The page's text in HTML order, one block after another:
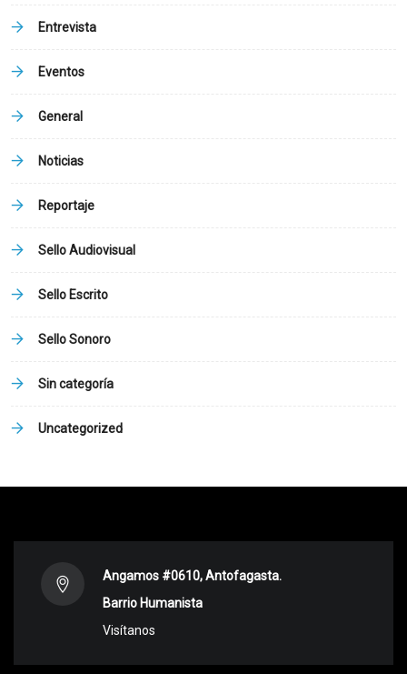
Entrevista
Eventos
General
Noticias
Reportaje
Sello Audiovisual
Sello Escrito
Sello Sonoro
Sin categoría
Uncategorized
Angamos #0610, Antofagasta.
Barrio Humanista
Visítanos